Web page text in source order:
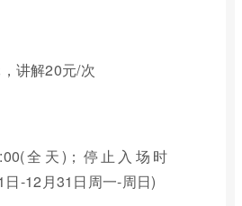
讲解20元/次
全天)；停止入场时
-12月31日周一-周日)